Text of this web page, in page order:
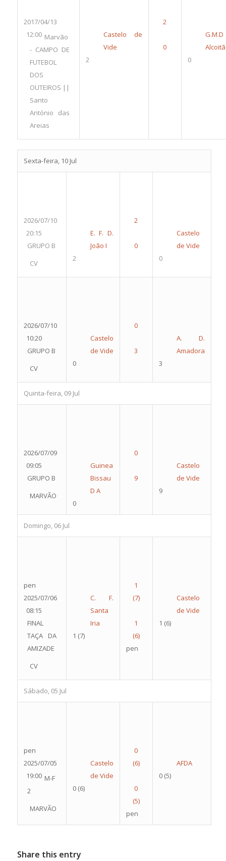
2017/04/13
12:00 Marvão
- CAMPO DE
FUTEBOL
DOS
OUTEIROS ||
Santo
António das
Areias
Castelo de
Vide
2
0
Sexta-feira, 10 Jul
2026/07/10
20:15
GRUPO B
CV
E. F. D.
João I
2
Castelo
de Vide
0
2026/07/10
10:20
GRUPO B
CV
Castelo
de Vide
0
A. D.
Amadora
3
Quinta-feira, 09 Jul
2026/07/09
09:05
GRUPO B
MARVÃO
Guinea
Bissau
D A
0
Castelo
de Vide
9
Domingo, 06 Jul
pen
2025/07/06
08:15
FINAL
TAÇA DA
AMIZADE
CV
C. F.
Santa
Iria
1 (7)
pen
Castelo
de Vide
1 (6)
Sábado, 05 Jul
pen
2025/07/05
19:00 M-F
2
MARVÃO
Castelo
de Vide
0 (6)
pen
AFDA
0 (5)
Share this entry